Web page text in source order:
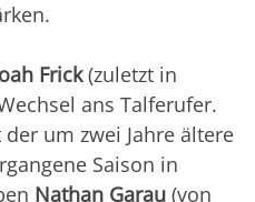
Frick(zuletzt in
ans Talferufer.
um zwei Jahre ältere
Saison in
Nathan Garau (von